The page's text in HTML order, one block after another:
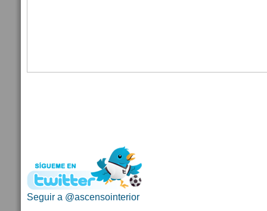
Seguir a @ascensointerior